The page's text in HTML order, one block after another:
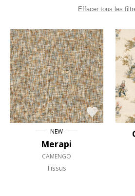
Effacer tous les
NEW
Merapi
CAMENGO
Tissus